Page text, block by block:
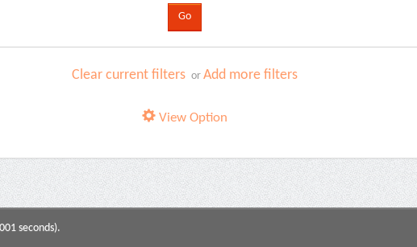
Clear current filters orAdd more filters
View Option
seconds).